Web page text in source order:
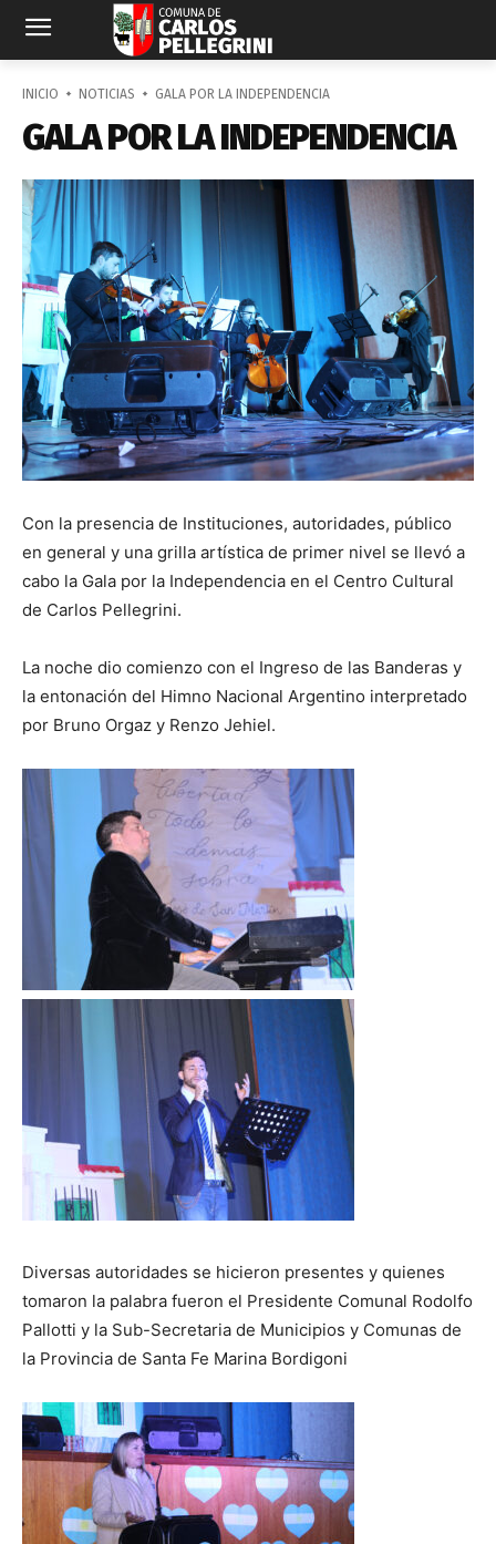
INICIO NOTICIAS GALA POR LA INDEPENDENCIA
GALA POR LA INDEPENDENCIA
Con la presencia de Instituciones, autoridades, público
en general y una grilla artística de primer nivel se llevó a
cabo la Gala por la Independencia en el Centro Cultural
de Carlos Pellegrini.
La noche dio comienzo con el Ingreso de las Banderas y
la entonación del Himno Nacional Argentino interpretado
por Bruno Orgaz y Renzo Jehiel.
Diversas autoridades se hicieron presentes y quienes
tomaron la palabra fueron el Presidente Comunal Rodolfo
Pallotti y la Sub-Secretaria de Municipios y Comunas de
la Provincia de Santa Fe Marina Bordigoni